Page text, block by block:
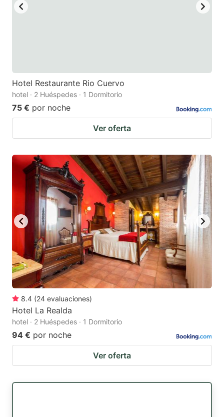
Hotel Restaurante Rio Cuervo
hotel · 2 Huéspedes · 1 Dormitorio
75 € por noche
Ver oferta
8.4 (24 evaluaciones)
Hotel La Realda
hotel · 2 Huéspedes · 1 Dormitorio
94 € por noche
Ver oferta